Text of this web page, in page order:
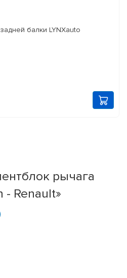
балки LYNXauto
рычага
- Renault»